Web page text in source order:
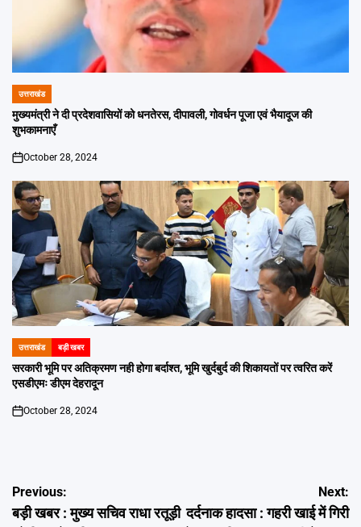
POSTED
IN
उत्तराखंड
मुख्यमंत्री ने दी प्रदेशवासियों को धनतेरस, दीपावली, गोवर्धन पूजा एवं भैयादूज की
शुभकामनाएँ
on
October 28, 2024
POSTED
IN
उत्तराखंड बड़ी खबर
सरकारी भूमि पर अतिक्रमण नही होगा बर्दाश्त, भूमि खुर्दबुर्द की शिकायतों पर त्वरित करें
एसडीएमः डीएम देहरादून
on
October 28, 2024
Post
navigation
Previous:
बड़ी खबर : मुख्य सचिव राधा रतूड़ी
Next:
दर्दनाक हादसा : गहरी खाई में गिरी